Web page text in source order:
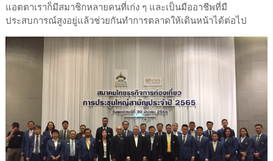
แอตตาเราก็มีสมาชิกหลายคนที่เก่ง ๆ และเป็นมืออาชีพที่มื
ประสบการณ์สูงอยู่แล้วช่วยกันทำการตลาดให้เดินหน้าได้ต่อไป